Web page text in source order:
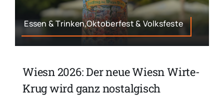
Essen & Trinken,Oktoberfest & Volksfeste
Wiesn 2026: Der neue Wiesn Wirte-
Krug wird ganz nostalgisch